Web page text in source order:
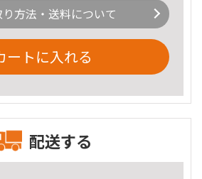
方法・送料について
ートに入れる
配送する